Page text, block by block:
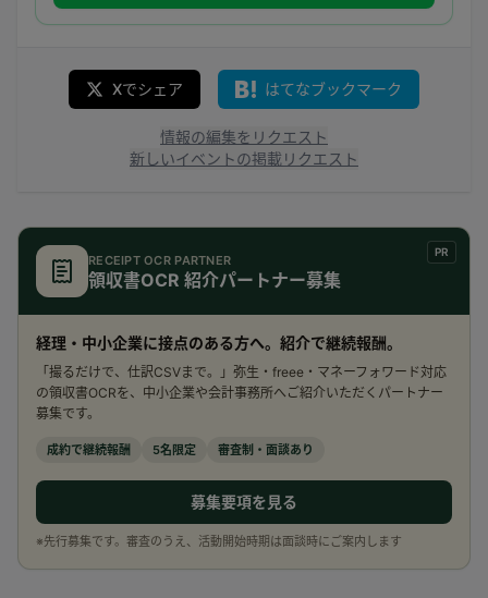
Xでシェア はてなブックマーク
情報の編集をリクエスト
新しいイベントの掲載リクエスト
PR
RECEIPT OCR PARTNER
領収書OCR 紹介パートナー募集
経理・中小企業に接点のある方へ。紹介で継続報酬。
「撮るだけで、仕訳CSVまで。」弥生・freee・マネーフォワード対応
の領収書OCRを、中小企業や会計事務所へご紹介いただくパートナー
募集です。
成約で継続報酬 5名限定 審査制・面談あり
募集要項を見る
※先行募集です。審査のうえ、活動開始時期は面談時にご案内します